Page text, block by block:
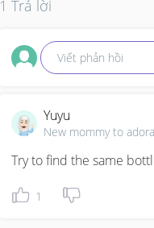
1 Trả lời
Viết phản hồi
Yuyu
New mommy to
Try to find the same
1